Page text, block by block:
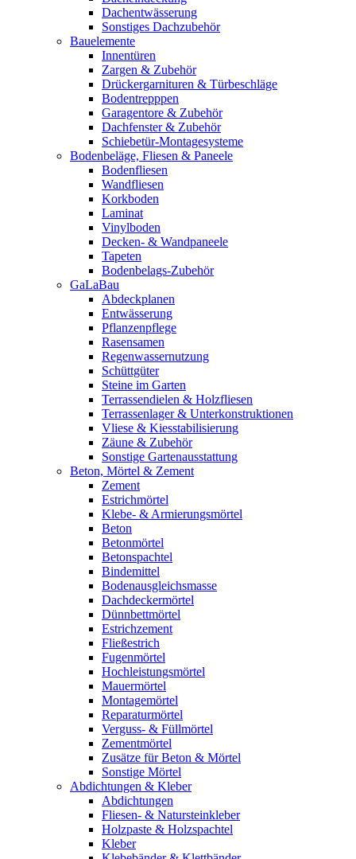
Dachentwässerung
Sonstiges Dachzubehör
Bauelemente
Innentüren
Zargen & Zubehör
Drückergarnituren & Türbeschläge
Bodentrepppen
Garagentore & Zubehör
Dachfenster & Zubehör
Schiebetür-Montagesysteme
Bodenbeläge, Fliesen & Paneele
Bodenfliesen
Wandfliesen
Korkboden
Laminat
Vinylboden
Decken- & Wandpaneele
Tapeten
Bodenbelags-Zubehör
GaLaBau
Abdeckplanen
Entwässerung
Pflanzenpflege
Rasensamen
Regenwassernutzung
Schüttgüter
Steine im Garten
Terrassendielen & Holzfliesen
Terrassenlager & Unterkonstruktionen
Vliese & Kiesstabilisierung
Zäune & Zubehör
Sonstige Gartenausstattung
Beton, Mörtel & Zement
Zement
Estrichmörtel
Klebe- & Armierungsmörtel
Beton
Betonmörtel
Betonspachtel
Bindemittel
Bodenausgleichsmasse
Dachdeckermörtel
Dünnbettmörtel
Estrichzement
Fließestrich
Fugenmörtel
Hochleistungsmörtel
Mauermörtel
Montagemörtel
Reparaturmörtel
Verguss- & Füllmörtel
Zementmörtel
Zusätze für Beton & Mörtel
Sonstige Mörtel
Abdichtungen & Kleber
Abdichtungen
Fliesen- & Natursteinkleber
Holzpaste & Holzspachtel
Kleber